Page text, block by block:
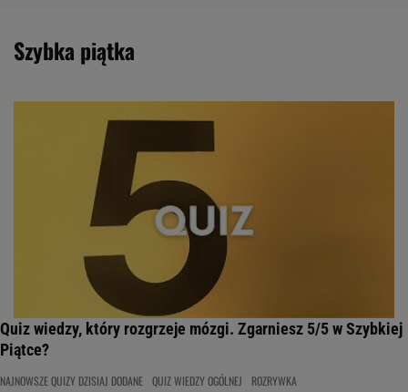
szybka piątka
Quiz wiedzy, który rozgrzeje mózgi. Zgarniesz 5/5 w Szybkiej
Piątce?
NAJNOWSZE QUIZY DZISIAJ DODANE QUIZ WIEDZY OGÓLNEJ ROZRYWKA